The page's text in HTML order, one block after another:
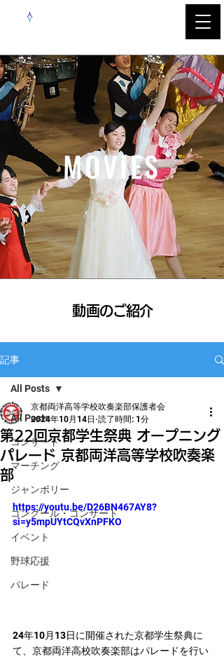
MOVIES
​動画のご紹介
記事
All Posts
コンサート
マーチング
ジャンボリー
コンクール・コンサート
イベント
野球応援
パレード
All Posts
第22回京都学生祭典 オープニング
パレード 京都両洋高等学校吹奏楽
部
京都両洋高等学校吹奏楽部保護者会
2024年10月14日 読了時間: 1分
https://youtu.be/D26BN467AY8?
si=y5mpUYtCQvXnPFKO
24年10月13日に開催された京都学生祭典に
て、京都両洋高校吹奏楽部はパレードを行い